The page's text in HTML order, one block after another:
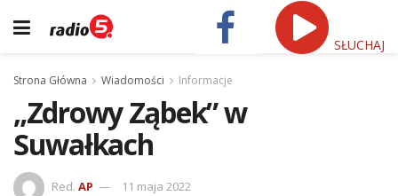
SŁUCHAJ
Strona Główna Wiadomości Informacje
„Zdrowy Ząbek” w
Suwałkach
Red. AP 11 maja 2022